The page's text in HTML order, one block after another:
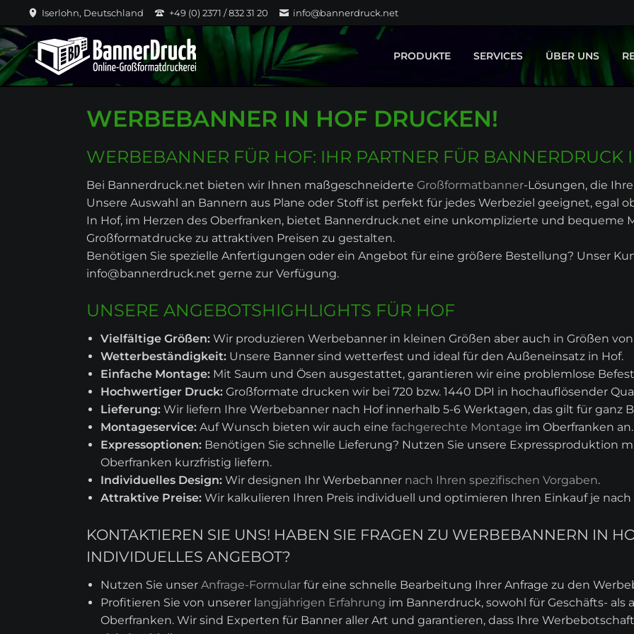
Iserlohn, Deutschland +49 (0) 2371 / 832 31 20 info@bannerdruck.net
PRODUKTE
GROSSFORMATE
KLEBEFOLIEN
FAHNEN
MESSEBAU
DISPLAYSYSTEME
SPANNRAHMEN
HOME & LIVING
SERVICES
MONTAGE
ÜBER UNS
WERBEBANNER IN HOF DRUCKEN!
WERBEBANNER FÜR HOF: IHR PARTNER FÜR BANNERDRUCK
Bei Bannerdruck.net bieten wir Ihnen maßgeschneiderte Großformatbanner-Lösungen, die
Unsere Auswahl an Bannern aus Plane oder Stoff ist perfekt für jedes Werbeziel geeignet, egal
In Hof, im Herzen des Oberfranken, bietet Bannerdruck.net eine unkomplizierte und bequeme
Großformatdrucke zu attraktiven Preisen zu gestalten.
Benötigen Sie spezielle Anfertigungen oder ein Angebot für eine größere Bestellung? Unser
info@bannerdruck.net gerne zur Verfügung.
UNSERE ANGEBOTSHIGHLIGHTS FÜR HOF
Vielfältige Größen: Wir produzieren Werbebanner in kleinen Größen aber auch in Größen von
Wetterbeständigkeit: Unsere Banner sind wetterfest und ideal für den Außeneinsatz in Hof.
Einfache Montage: Mit Saum und Ösen ausgestattet, garantieren wir eine problemlose
Hochwertiger Druck: Großformate drucken wir bei 720 bzw. 1440 DPI in hochauflösender
Lieferung: Wir liefern Ihre Werbebanner nach Hof innerhalb 5-6 Werktagen, das gilt für ganz
Montageservice: Auf Wunsch bieten wir auch eine fachgerechte Montage im Oberfranken an.
Expressoptionen: Benötigen Sie schnelle Lieferung? Nutzen Sie unsere Expressproduktion
Oberfranken kurzfristig liefern.
Individuelles Design: Wir designen Ihr Werbebanner nach Ihren spezifischen Vorgaben.
Attraktive Preise: Wir kalkulieren Ihren Preis individuell und optimieren Ihren Einkauf je
KONTAKTIEREN SIE UNS! HABEN SIE FRAGEN ZU WERBEBANNERN IN
INDIVIDUELLES ANGEBOT?
Nutzen Sie unser Anfrage-Formular für eine schnelle Bearbeitung Ihrer Anfrage zu den
Profitieren Sie von unserer langjährigen Erfahrung im Bannerdruck, sowohl für Geschäfts-
Oberfranken. Wir sind Experten für Banner aller Art und garantieren, dass Ihre